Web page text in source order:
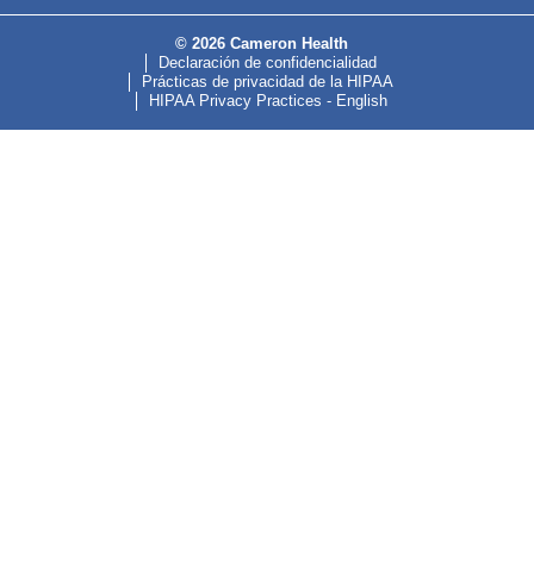
© 2026 Cameron Health
Declaración de confidencialidad
Prácticas de privacidad de la HIPAA
HIPAA Privacy Practices - English